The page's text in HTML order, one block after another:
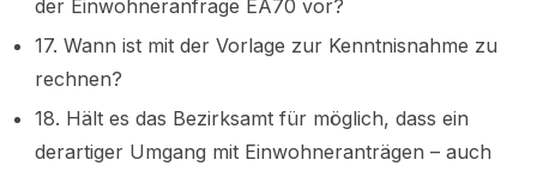
der Einwohneranfrage EA70 vor?
17. Wann ist mit der Vorlage zur Kenntnisnahme zu
rechnen?
18. Hält es das Bezirksamt für möglich, dass ein
derartiger Umgang mit Einwohneranträgen – auch